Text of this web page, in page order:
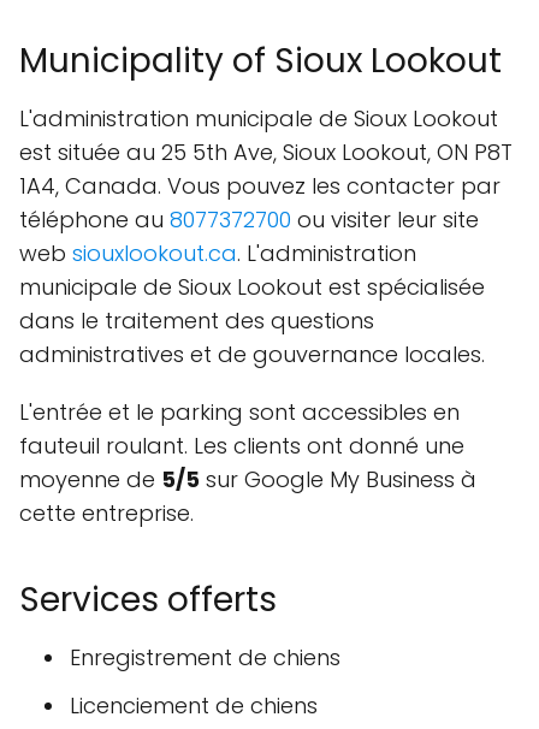
Municipality of Sioux Lookout
L'administration municipale de Sioux Lookout
est située au 25 5th Ave, Sioux Lookout, ON P8T
1A4, Canada. Vous pouvez les contacter par
téléphone au 8077372700 ou visiter leur site
web siouxlookout.ca. L'administration
municipale de Sioux Lookout est spécialisée
dans le traitement des questions
administratives et de gouvernance locales.
L'entrée et le parking sont accessibles en
fauteuil roulant. Les clients ont donné une
moyenne de 5/5 sur Google My Business à
cette entreprise.
Services offerts
Enregistrement de chiens
Licenciement de chiens